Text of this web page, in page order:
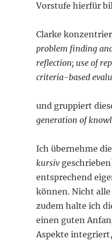
Vorstufe hierfür
Clarke
problem finding
reflection; use of
criteria-based
und gruppiert
generation of
Ich übernehme
kursiv
entsprechend
können. Nicht
zudem halte ich
einen guten
Aspekte